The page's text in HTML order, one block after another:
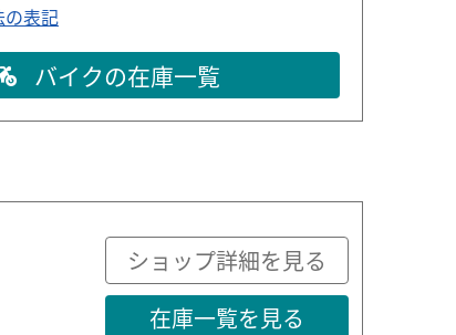
の表記
バイクの在庫一覧
ショップ詳細を見る
在庫一覧を見る